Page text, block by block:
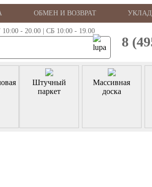
ОБМЕН И ВОЗВРАТ
- 20.00 | СБ 10:00 - 19.00
8
Штучный
паркет
Массивная
доска